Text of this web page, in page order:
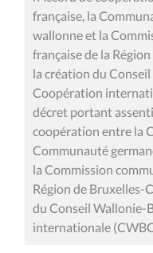
française, la
wallonne et la
française de la
la création du
Coopération
décret portant
coopération entre la
Communauté
la Commission
Région de
du Conseil Wallonie-
internationale